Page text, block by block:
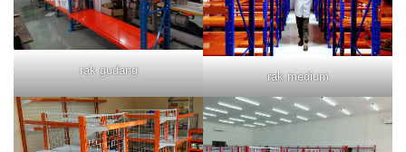
rak gudang rak medium